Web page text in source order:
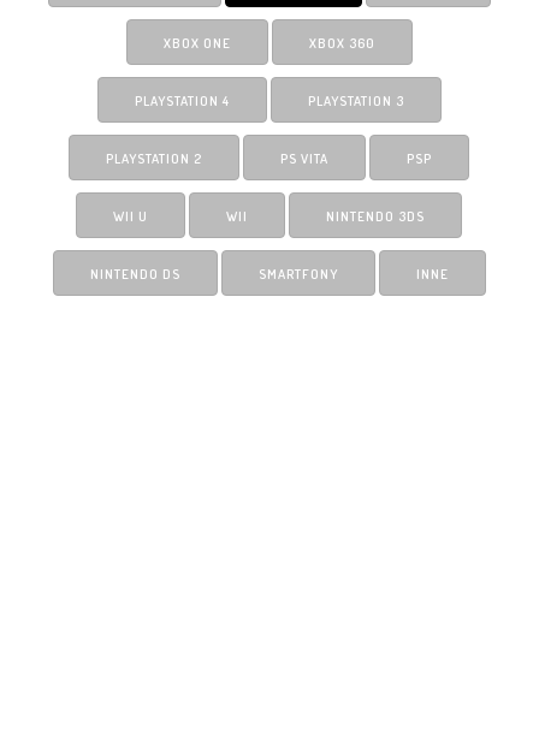
XBOX ONE XBOX 360
PLAYSTATION 4 PLAYSTATION 3
PLAYSTATION 2 PS VITA PSP
WII U WII NINTENDO 3DS
NINTENDO DS SMARTFONY INNE